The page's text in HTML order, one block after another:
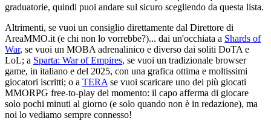
graduatorie, quindi puoi andare sul sicuro scegliendo da questa lista.
Altrimenti, se vuoi un consiglio direttamente dal Direttore di
AreaMMO.it (e chi non lo vorrebbe?)... dai un'occhiata a Shards of
War, se vuoi un MOBA adrenalinico e diverso dai soliti DoTA e
LoL; a Sparta: War of Empires, se vuoi un tradizionale browser
game, in italiano e del 2025, con una grafica ottima e moltissimi
giocatori iscritti; o a TERA se vuoi scaricare uno dei più giocati
MMORPG free-to-play del momento: il capo afferma di giocare
solo pochi minuti al giorno (e solo quando non è in redazione), ma
noi lo vediamo sempre connesso!